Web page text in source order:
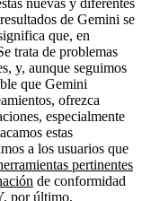
nuevas y diferentes
de Gemini se
que, en
trata de problemas
y, aunque seguimos
que Gemini
ofrezca
especialmente
estas
a los usuarios que
pertinentes
de conformidad
por último,